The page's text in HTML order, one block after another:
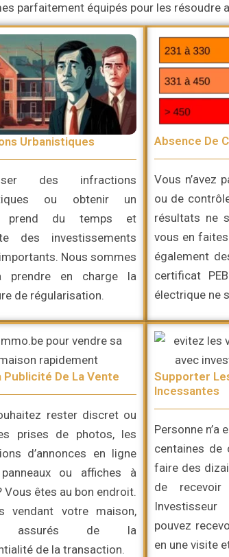
parfaitement équipés pour les résoudre
Absence De
Vous n’avez
ou de
résultats ne
vous en
également
certificat
électrique ne
Urbanistiques
des infractions
ou obtenir un
prend du temps et
des investissements
Nous sommes
prendre en charge la
de régularisation.
Supporter
Incessantes
Personne n’a
centaines de
faire des
de
pouvez
en une visite
Publicité De La Vente
rester discret ou
prises de photos, les
d’annonces en ligne
ou affiches à
Vous êtes au bon endroit.
vendant votre maison,
assurés de la
de la transaction.